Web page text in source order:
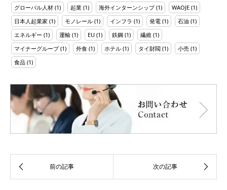
グローバル人材 (1) 起業 (1) 海外インターンシップ(1) WAOJE (1)
日本人起業家 (1) モノレール (1) インフラ (1) 発電 (1) 石油 (1)
エネルギー (1) 運輸 (1) EU (1) 鉄鋼 (1) 繊維 (1)
マイナーグループ(1) 外食 (1) ホテル (1) タイ財閥 (1) 小売 (1)
食品 (1)